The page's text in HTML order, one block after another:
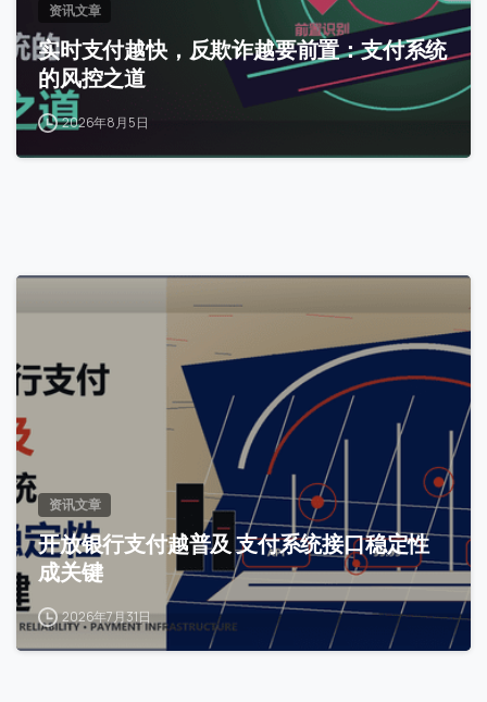
资讯文章
实时支付越快，反欺诈越要前置：支付系统
的风控之道
2026年8月5日
资讯文章
开放银行支付越普及 支付系统接口稳定性
成关键
2026年7月31日